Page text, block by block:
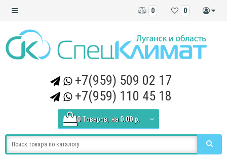
0
0
+7(959) 509 02 17
+7(959) 110 45 18
0 Tоваров, на 0.00 р.